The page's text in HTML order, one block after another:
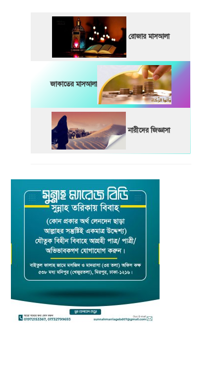
রোজার মাসআলা
জাকাতের মাসআলা
নারীদের জিজ্ঞাসা